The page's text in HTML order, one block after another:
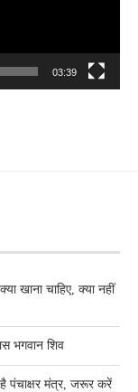
03:39
खाना चाहिए, क्या नहीं
भगवान शिव
पंचाक्षर मंत्र, जरूर करें